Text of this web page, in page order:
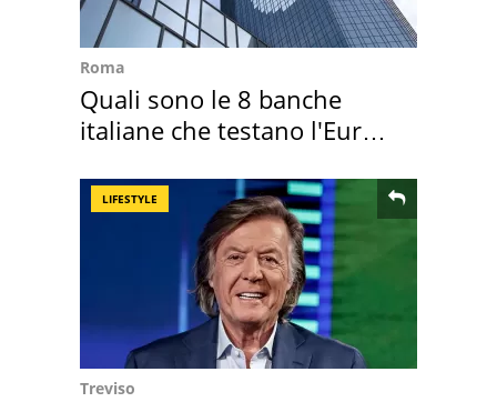
Roma
Quali sono le 8 banche
italiane che testano l'Euro
LIFESTYLE
Treviso